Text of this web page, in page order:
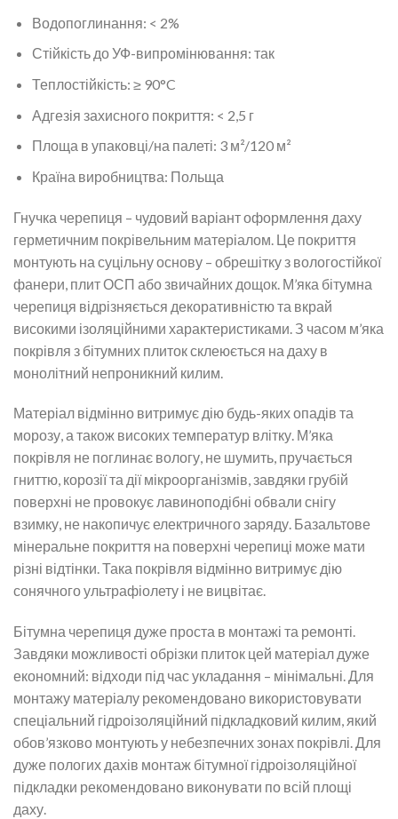
Водопоглинання: < 2%
Стійкість до УФ-випромінювання: так
Теплостійкість: ≥ 90°C
Адгезія захисного покриття: < 2,5 г
Площа в упаковці/на палеті: 3 м²/120 м²
Країна виробництва: Польща
Гнучка черепиця – чудовий варіант оформлення даху
герметичним покрівельним матеріалом. Це покриття
монтують на суцільну основу – обрешітку з вологостійкої
фанери, плит ОСП або звичайних дощок. М’яка бітумна
черепиця відрізняється декоративністю та вкрай
високими ізоляційними характеристиками. З часом м’яка
покрівля з бітумних плиток склеюється на даху в
монолітний непроникний килим.
Матеріал відмінно витримує дію будь-яких опадів та
морозу, а також високих температур влітку. М’яка
покрівля не поглинає вологу, не шумить, пручається
гниттю, корозії та дії мікроорганізмів, завдяки грубій
поверхні не провокує лавиноподібні обвали снігу
взимку, не накопичує електричного заряду. Базальтове
мінеральне покриття на поверхні черепиці може мати
різні відтінки. Така покрівля відмінно витримує дію
сонячного ультрафіолету і не вицвітає.
Бітумна черепиця дуже проста в монтажі та ремонті.
Завдяки можливості обрізки плиток цей матеріал дуже
економний: відходи під час укладання – мінімальні. Для
монтажу матеріалу рекомендовано використовувати
спеціальний гідроізоляційний підкладковий килим, який
обов’язково монтують у небезпечних зонах покрівлі. Для
дуже пологих дахів монтаж бітумної гідроізоляційної
підкладки рекомендовано виконувати по всій площі
даху.